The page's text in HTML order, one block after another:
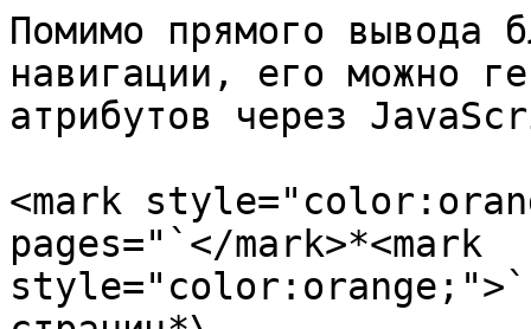
Помимо прямого вывода
навигации, его можно
атрибутов через
<mark
pages="`</mark>*<mark